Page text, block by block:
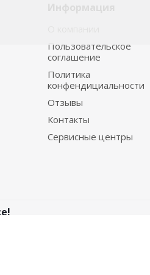
Пользовательское
соглашение
Политика
конфендициальности
Отзывы
Контакты
Сервисные центры